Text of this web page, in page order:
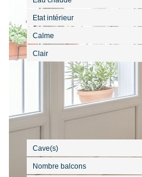
Etat intérieur
Calme
Clair
Autres
Cave(s)
Nombre balcons